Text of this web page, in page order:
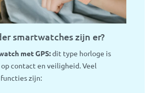
smartwatches zijn er?
met GPS:dit type horloge is
contact en veiligheid. Veel
zijn: